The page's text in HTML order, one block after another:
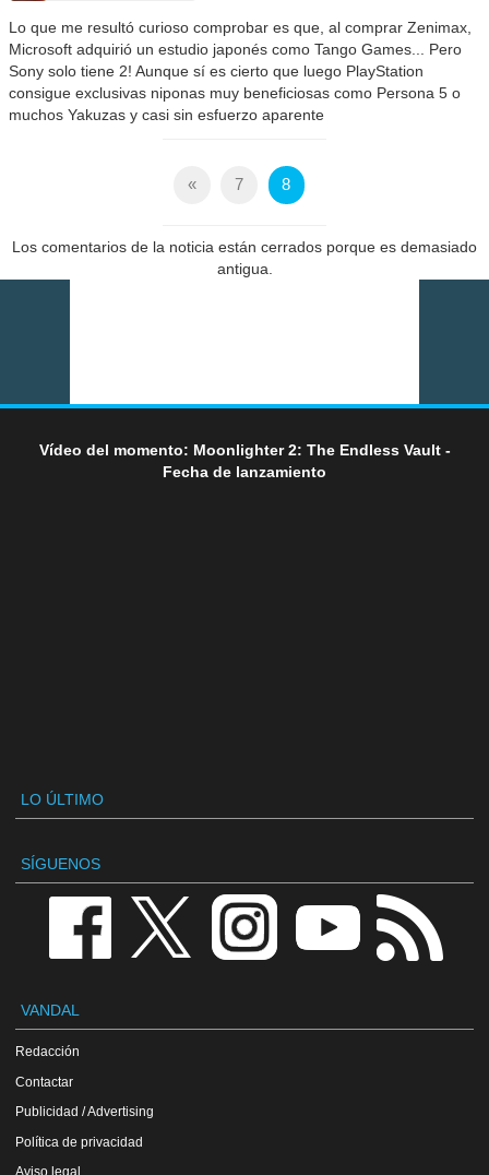
Lo que me resultó curioso comprobar es que, al comprar Zenimax,
Microsoft adquirió un estudio japonés como Tango Games... Pero
Sony solo tiene 2! Aunque sí es cierto que luego PlayStation
consigue exclusivas niponas muy beneficiosas como Persona 5 o
muchos Yakuzas y casi sin esfuerzo aparente
« 7 8
Los comentarios de la noticia están cerrados porque es demasiado
antigua.
Vídeo del momento: Moonlighter 2: The Endless Vault -
Fecha de lanzamiento
LO ÚLTIMO
SÍGUENOS
VANDAL
Redacción
Contactar
Publicidad / Advertising
Política de privacidad
Aviso legal